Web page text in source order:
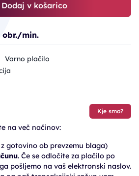
Dodaj v košarico
obr./min.
Varno plačilo
Kje smo?
na več načinov:
gotovino ob prevzemu blaga)
. Če se odločite za plačilo po
pošljemo na vaš elektronski naslov.